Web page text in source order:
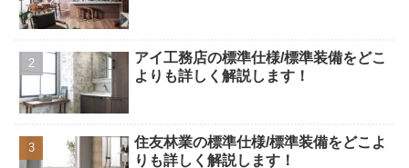
アイ工務店の標準仕様/標準装備をどこ
よりも詳しく解説します！
住友林業の標準仕様/標準装備をどこよ
りも詳しく解説します！